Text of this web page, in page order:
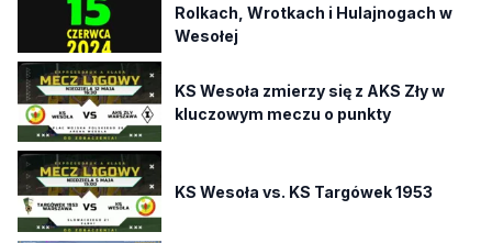
Rolkach, Wrotkach i Hulajnogach w
Wesołej
KS Wesoła zmierzy się z AKS Zły w
kluczowym meczu o punkty
KS Wesoła vs. KS Targówek 1953